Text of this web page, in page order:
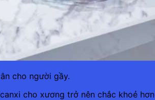
cho người gầy.
cho xương trở nên chắc khoẻ hơn